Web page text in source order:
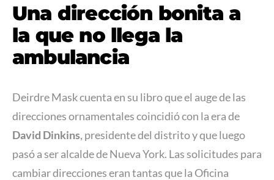
Una dirección bonita a
la que no llega la
ambulancia
Deirdre Mask cuenta en su libro que el auge de las
direcciones ornamentales coincidió con la era de
David Dinkins, presidente del distrito y que luego
pasó a ser alcalde de Nueva York. Las solicitudes para
cambiar direcciones eran tantas que la Oficina